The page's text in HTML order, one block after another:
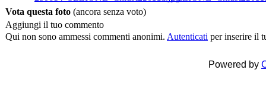
Vota questa foto (ancora senza voto)
Aggiungi il tuo commento
Qui non sono ammessi commenti anonimi. Autenticati per inserire il
Powered by